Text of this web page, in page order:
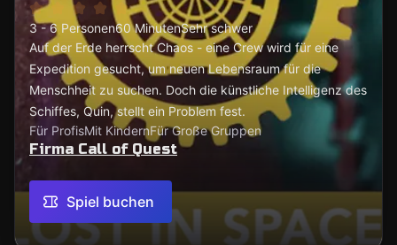
3 - 6 Personen60 MinutenSehr schwer
Auf der Erde herrscht Chaos - eine Crew wird für eine
Expedition gesucht, um neuen Lebensraum für die
Menschheit zu suchen. Doch die künstliche Intelligenz des
Schiffes, Quin, stellt ein Problem fest.
Für ProfisMit KindernFür Große Gruppen
Firma Call of Quest
Spiel buchen